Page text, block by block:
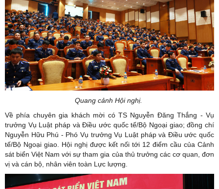
Quang cảnh Hội nghị.
Về phía chuyên gia khách mời có TS Nguyễn Đăng Thắng - Vụ
trưởng Vụ Luật pháp và Điều ước quốc tế/Bộ Ngoại giao; đồng chí
Nguyễn Hữu Phú - Phó Vụ trưởng Vụ Luật pháp và Điều ước quốc
tế/Bộ Ngoại giao. Hội nghị được kết nối tới 12 điểm cầu của Cảnh
sát biển Việt Nam với sự tham gia của thủ trưởng các cơ quan, đơn
vị và cán bộ, nhân viên toàn Lực lượng.